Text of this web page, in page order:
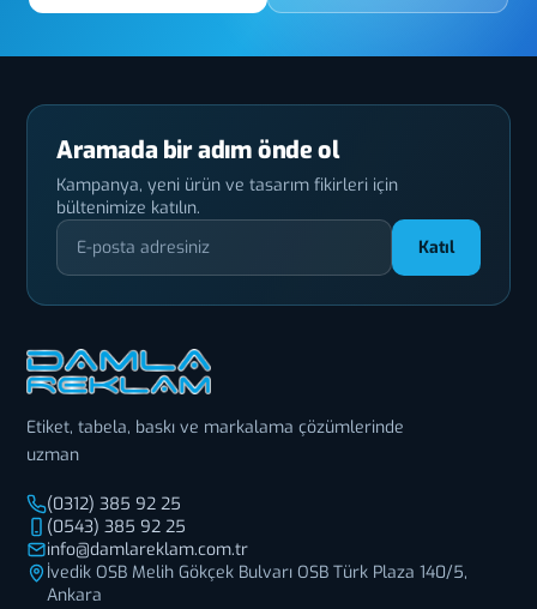
Aramada bir adım önde ol
Kampanya, yeni ürün ve tasarım fikirleri için
bültenimize katılın.
Katıl
Etiket, tabela, baskı ve markalama çözümlerinde
uzman
(0312) 385 92 25
(0543) 385 92 25
info@damlareklam.com.tr
İvedik OSB Melih Gökçek Bulvarı OSB Türk Plaza 140/5,
Ankara